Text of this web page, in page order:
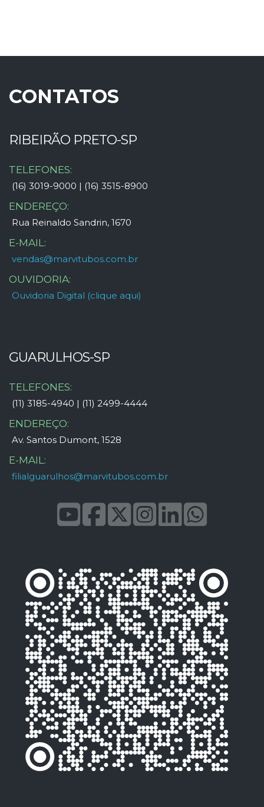
CONTATOS
RIBEIRÃO PRETO-SP
TELEFONES:
(16) 3019-9000 | (16) 3515-8900
ENDEREÇO:
Rua Reinaldo Sandrin, 1670
E-MAIL:
vendas@marvitubos.com.br
OUVIDORIA:
Ouvidoria Digital (clique aqui)
GUARULHOS-SP
TELEFONES:
(11) 3185-4940 | (11) 2499-4444
ENDEREÇO:
Av. Santos Dumont, 1528
E-MAIL:
filialguarulhos@marvitubos.com.br